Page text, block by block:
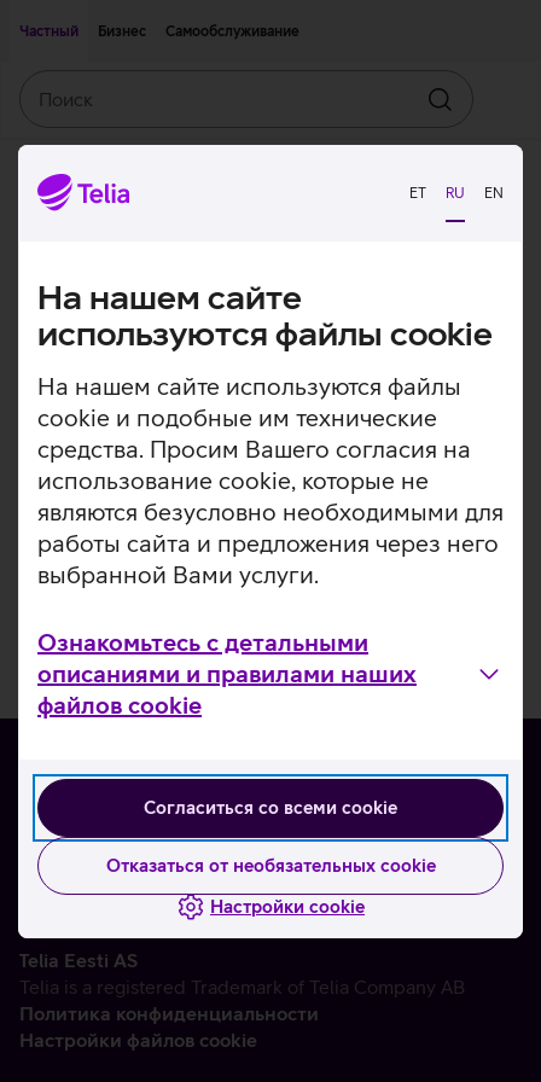
ET RU EN
На нашем сайте
используются файлы cookie
На нашем сайте используются файлы
cookie и подобные им технические
средства. Просим Вашего согласия на
использование cookie, которые не
являются безусловно необходимыми для
работы сайта и предложения через него
выбранной Вами услуги.
Ознакомьтесь с детальными
описаниями и правилами наших
файлов cookie
Согласиться со всеми cookie
Отказаться от необязательных cookie
Настройки cookie
Частный
Бизнес Самообслуживание
Искать
О нас
Контакты
Партнерам
Telia Eesti AS
Telia is a registered Trademark of Telia Company AB
Политика конфиденциальности
Настройки файлов cookie